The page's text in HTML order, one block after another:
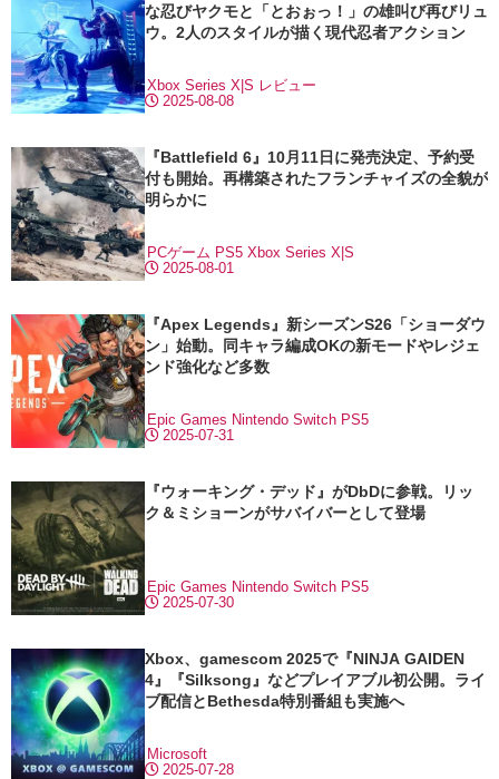
な忍びヤクモと「とおぉっ！」の雄叫び再びリュ
ウ。2人のスタイルが描く現代忍者アクション
2025-08-08
Xbox Series X|S レビュー
『Battlefield 6』10月11日に発売決定、予約受
付も開始。再構築されたフランチャイズの全貌が
明らかに
2025-08-01
PCゲーム PS5 Xbox Series X|S
『Apex Legends』新シーズンS26「ショーダウ
ン」始動。同キャラ編成OKの新モードやレジェ
ンド強化など多数
2025-07-31
Epic Games Nintendo Switch PS5
『ウォーキング・デッド』がDbDに参戦。リッ
ク＆ミショーンがサバイバーとして登場
2025-07-30
Epic Games Nintendo Switch PS5
Xbox、gamescom 2025で『NINJA GAIDEN
4』『Silksong』などプレイアブル初公開。ライ
ブ配信とBethesda特別番組も実施へ
2025-07-28
Microsoft